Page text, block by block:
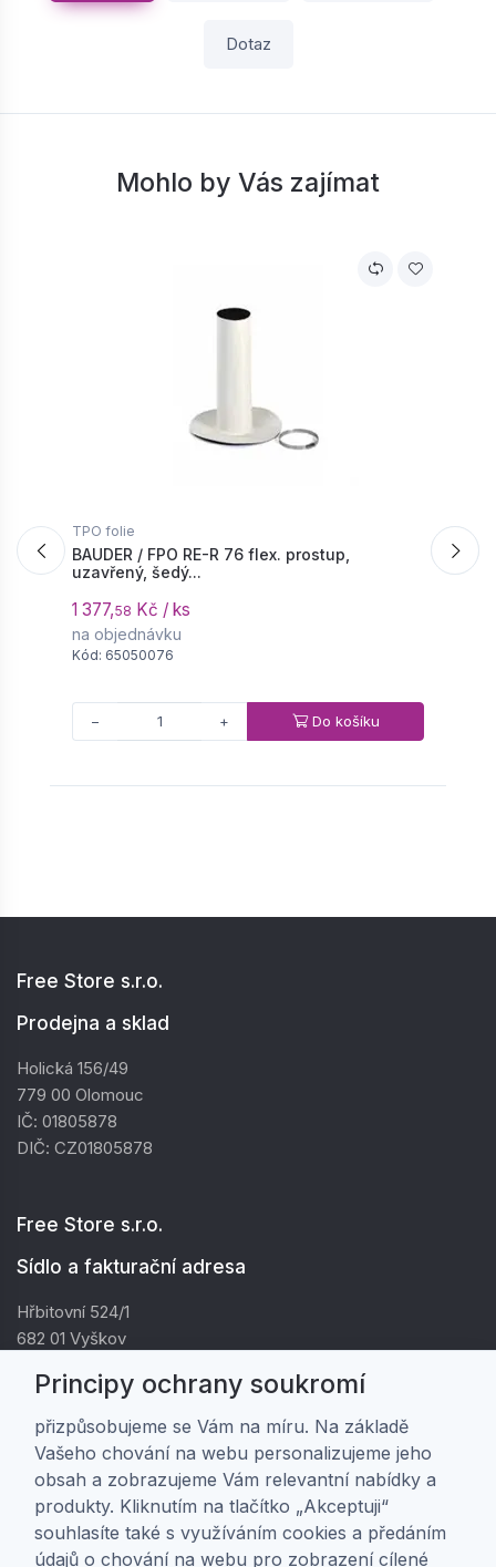
Dotaz
Mohlo by Vás zajímat
TPO folie
BAUDER / FPO RE-R 76 flex. prostup,
uzavřený, šedý...
1 377,58 Kč / ks
na objednávku
Kód: 65050076
− + Do košíku
Free Store s.r.o.
Prodejna a sklad
Holická 156/49
779 00 Olomouc
IČ: 01805878
DIČ: CZ01805878
Free Store s.r.o.
Sídlo a fakturační adresa
Hřbitovní 524/1
682 01 Vyškov
DIČ: CZ01805878
Zákaznická péče
Doprava a platba
Obchodní podmínky
Principy ochrany soukromí
přizpůsobujeme se Vám na míru. Na základě
Vašeho chování na webu personalizujeme jeho
obsah a zobrazujeme Vám relevantní nabídky a
produkty. Kliknutím na tlačítko „Akceptuji“
souhlasíte také s využíváním cookies a předáním
údajů o chování na webu pro zobrazení cílené